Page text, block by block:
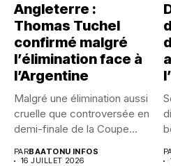
Angleterre :
Thomas Tuchel
confirmé malgré
l’élimination face à
l’Argentine
Malgré une élimination aussi
cruelle que controversée en
demi-finale de la Coupe...
PARBAATONU INFOS
16 JUILLET 2026